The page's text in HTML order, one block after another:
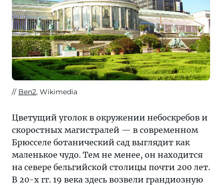
Ben2, Wikimedia
Цветущий уголок в окружении небоскребов и
скоростных магистралей — в современном
Брюсселе ботанический сад выглядит как
маленькое чудо. Тем не менее, он находится
на севере бельгийской столицы почти 200 лет.
В 20-х гг. 19 века здесь возвели грандиозную